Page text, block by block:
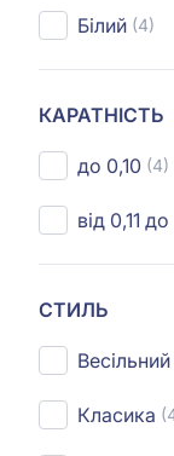
Білий (4)
КАРАТНІСТЬ
до 0,10 (4)
від 0,11
СТИЛЬ
Весільний
Класика